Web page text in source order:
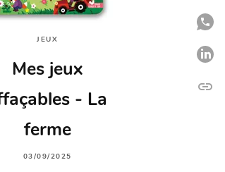
JEUX
Mes jeux
- La
ferme
03/09/2025
link